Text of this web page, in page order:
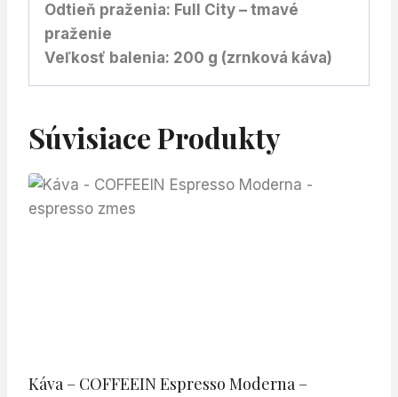
Odtieň praženia: Full City – tmavé
praženie
Veľkosť balenia: 200 g (zrnková káva)
Súvisiace Produkty
Káva – COFFEEIN Espresso Moderna –